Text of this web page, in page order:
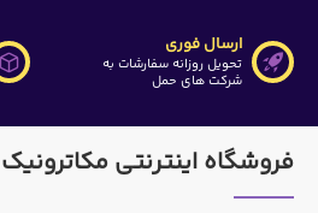
ارسال فوری
تحویل روزانه سفارشات به
شرکت های حمل
فروشگاه اینترنتی مکاترونیک